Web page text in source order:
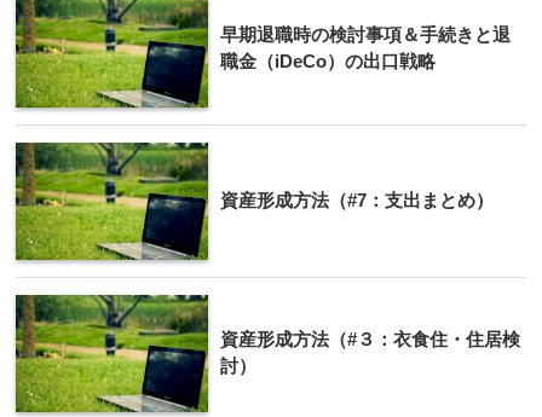
早期退職時の検討事項＆手続きと退
職金（iDeCo）の出口戦略
資産形成方法（#7：支出まとめ）
資産形成方法（#３：衣食住・住居検
討）